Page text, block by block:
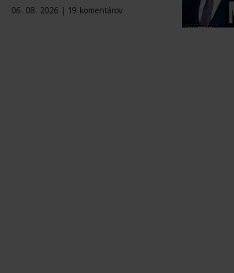
06. 08. 2026 | 19 komentárov